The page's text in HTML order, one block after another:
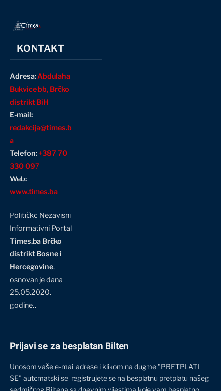
KONTAKT
Adresa:Abdulaha
Bukvice bb, Brčko
distrikt BiH
E-mail:
redakcija@times.b
a
Telefon:+387 70
330 097
Web:
www.times.ba
Političko Nezavisni
Informativni Portal
Times.ba Brčko
distrikt Bosne i
Hercegovine,
osnovan je dana
25.05.2020.
godine…
Prijavi se za besplatan Bilten
Unosom vaše e-mail adrese i klikom na dugme "PRETPLATI
SE" automatski se registrujete se na besplatnu pretplatu našeg